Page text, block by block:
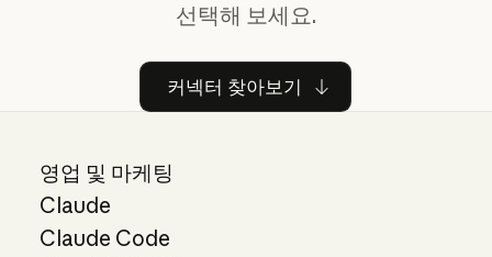
선택해 보세요.
커넥터 찾아보기
커넥터 찾아보기
영업 및 마케팅
Claude
Claude Code